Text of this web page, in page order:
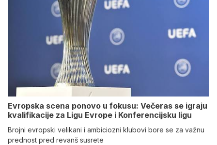
Evropska scena ponovo u fokusu: Večeras se igraju
kvalifikacije za Ligu Evrope i Konferencijsku ligu
Brojni evropski velikani i ambiciozni klubovi bore se za važnu
prednost pred revanš susrete